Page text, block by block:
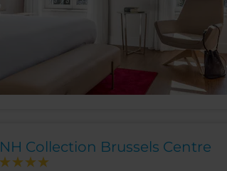
NH Collection Brussels Centre